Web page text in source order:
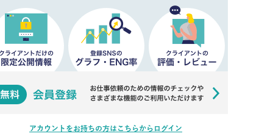
アカウントをお持ちの方はこちらからログイン